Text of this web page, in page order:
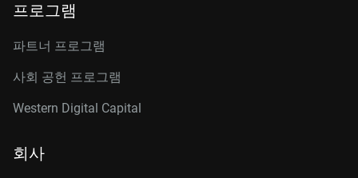
프로그램
파트너 프로그램
사회 공헌 프로그램
Western Digital Capital
회사